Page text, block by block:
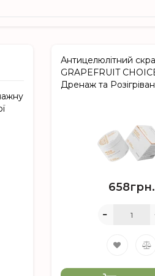
Антицелюлітний
GRAPEFRUIT
Дренаж та
658грн.